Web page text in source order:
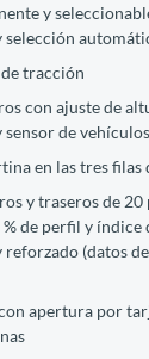
y
selección
tracción
con ajuste de
sensor de
en las tres filas
y traseros de
de perfil y índice
reforzado (datos
apertura por